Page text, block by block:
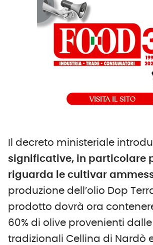
Il decreto ministeriale
significative, in particolare
riguarda le cultivar
produzione dell’olio Dop
prodotto dovrà ora
60% di olive provenienti
tradizionali Cellina di Nardò